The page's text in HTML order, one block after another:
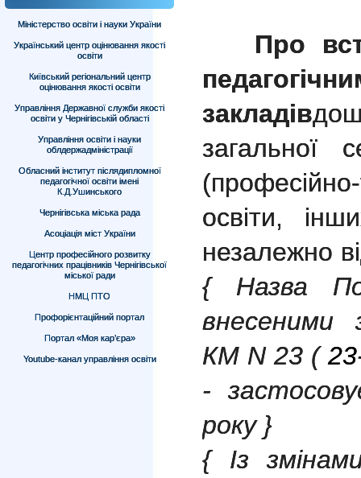
Міністерство освіти і науки України
Український центр оцінювання якості
освіти
Київський регіональний центр
оцінювання якості освіти
Управління Державної служби якості
освіти у Чернігівській області
Управління освіти і науки
облдержадміністрації
Обласний інститут післядипломної
педагогічної освіти імені
К.Д.Ушинського
Чернігівська міська рада
Асоціація міст України
Центр професійного розвитку
педагогічних працівників Чернігівської
міської ради
НМЦ ПТО
Профорієнтаційний портал
Портал «Моя кар’єра»
Youtube-канал управління освіти
Про
закладів
загальної
освіти,
незалежно
{ Назва
внесеними
КМ N 23 (
-
року }
{ Із